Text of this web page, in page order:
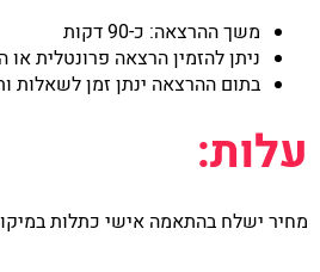
משך ההרצאה: כ-90 דקות
ניתן להזמין הרצאה פרונטלית או
בתום ההרצאה ינתן זמן לשאלות
עלות:
מחיר ישלח בהתאמה אישי כתלות